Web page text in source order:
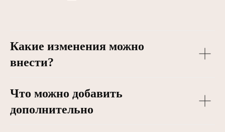
Какие изменения можно
внести?
Что можно добавить
дополнительно